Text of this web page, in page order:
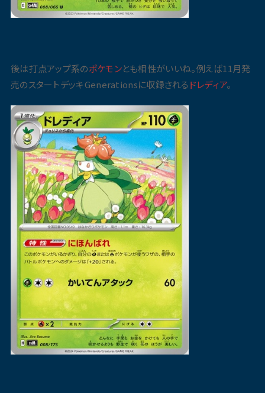
後は打点アップ系のポケモンとも相性がいいね。例えば11月発
売のスタートデッキGenerationsに収録される ドレディア。